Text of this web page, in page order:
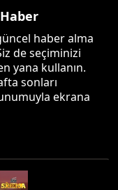
haber alma
de seçiminizi
yana kullanın.
sonları
ekrana